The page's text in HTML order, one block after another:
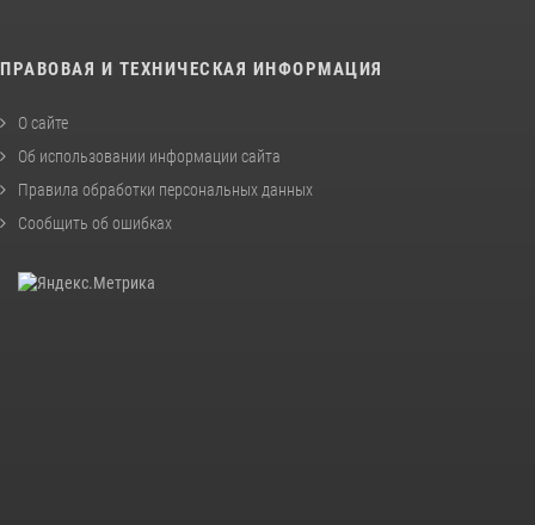
ПРАВОВАЯ И ТЕХНИЧЕСКАЯ ИНФОРМАЦИЯ
О сайте
Об использовании информации сайта
Правила обработки персональных данных
Сообщить об ошибках